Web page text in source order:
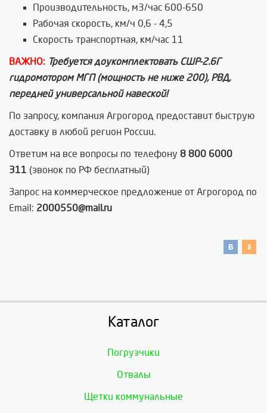
Производительность, м3/час 600-650
Рабочая скорость, км/ч 0,6 - 4,5
Скорость транспортная, км/час 11
ВАЖНО: Требуется доукомплектовать СШР-2.6Г
гидромотором МГП (мощность не ниже 200), РВД,
передней универсальной навеской!
По запросу, компания Агрогород предоставит быструю
доставку в любой регион России.
Ответим на все вопросы по телефону 8 800 6000
311 (звонок по РФ бесплатный)
Запрос на коммерческое предложение от Агрогород по
Email: 2000550@mail.ru
Каталог
Погрузчики
Отвалы
Щетки коммунальные